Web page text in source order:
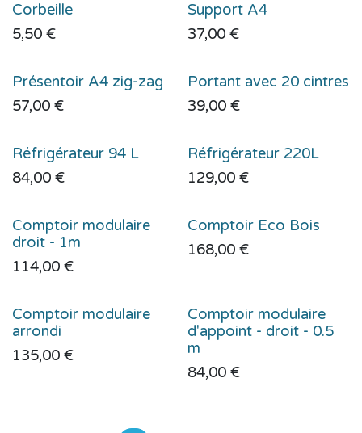
Corbeille
5,50 €
Support A4
37,00€
Présentoir A4 zig-zag
57,00 €
Portant avec 20 cintres
39,00€
Réfrigérateur 94 L
84,00 €
Réfrigérateur 220L
129,00€
Comptoir modulaire
droit - 1m
114,00 €
Comptoir Eco Bois
168,00€
Comptoir modulaire
arrondi
135,00 €
Comptoir modulaire
d'appoint - droit - 0.5
m
84,00€